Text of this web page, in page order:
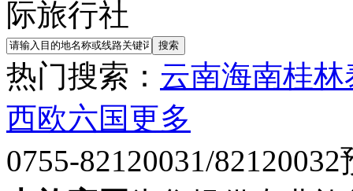
热门搜索： 云南海南桂林
西欧六国更多
0755-82120031/82120032